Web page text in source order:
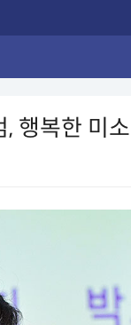
행복한 미소